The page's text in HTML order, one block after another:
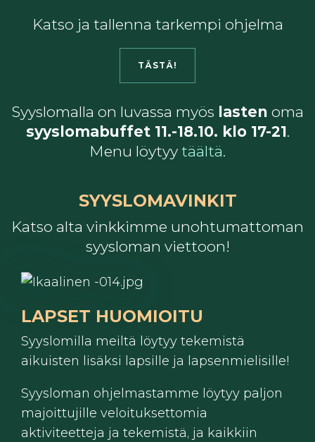
Katso ja tallenna tarkempi ohjelma
TÄSTÄ!
Syyslomalla on luvassa myös lasten oma
syyslomabuffet 11.-18.10. klo 17-21.
Menu löytyy täältä.
SYYSLOMAVINKIT
Katso alta vinkkimme unohtumattoman
syysloman viettoon!
LAPSET HUOMIOITU
Syyslomilla meiltä löytyy tekemistä
aikuisten lisäksi lapsille ja lapsenmielisille!
Syysloman ohjelmastamme löytyy paljon
majoittujille veloituksettomia
aktiviteetteja ja tekemistä, ja kaikkiin